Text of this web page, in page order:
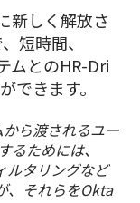
新しく解放さ
短時間、
ムとのHR-Dri
できます。
ら渡されるユー
ためには、
ルタリングなど
、それらをOkta